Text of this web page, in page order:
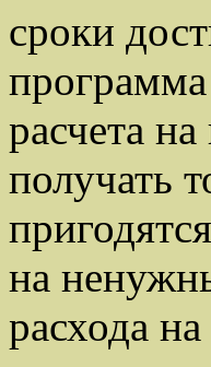
сроки
программа
расчета
получать
на
расхода